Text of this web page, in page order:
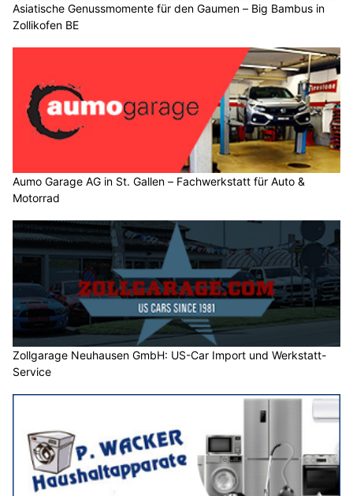
Asiatische Genussmomente für den Gaumen – Big Bambus in
Zollikofen BE
Aumo Garage AG in St. Gallen – Fachwerkstatt für Auto &
Motorrad
Zollgarage Neuhausen GmbH: US-Car Import und Werkstatt-
Service